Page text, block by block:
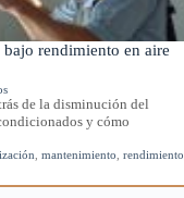
bajo rendimiento en aire
de la disminución del
y cómo
,mantenimiento ,rendimiento